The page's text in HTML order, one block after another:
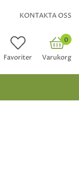
KONTAKTA OSS
Favoriter
0
Varukorg